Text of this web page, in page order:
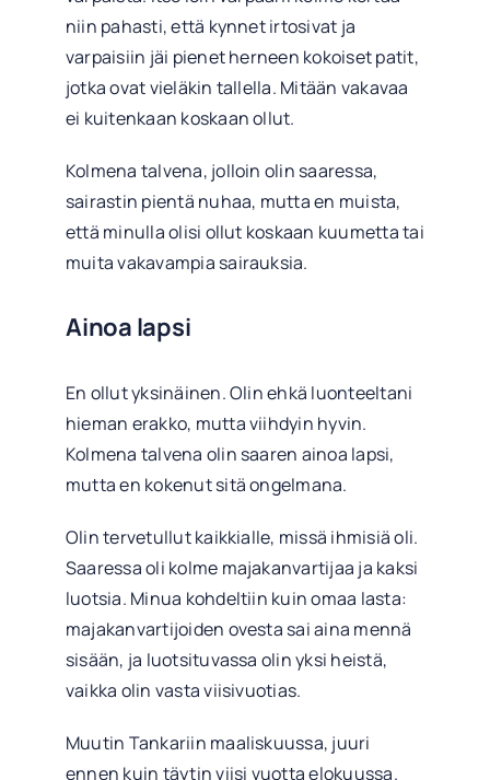
niin pahasti, että kynnet irtosivat ja
varpaisiin jäi pienet herneen kokoiset patit,
jotka ovat vieläkin tallella. Mitään vakavaa
ei kuitenkaan koskaan ollut.
Kolmena talvena, jolloin olin saaressa,
sairastin pientä nuhaa, mutta en muista,
että minulla olisi ollut koskaan kuumetta tai
muita vakavampia sairauksia.
Ainoa lapsi
En ollut yksinäinen. Olin ehkä luonteeltani
hieman erakko, mutta viihdyin hyvin.
Kolmena talvena olin saaren ainoa lapsi,
mutta en kokenut sitä ongelmana.
Olin tervetullut kaikkialle, missä ihmisiä oli.
Saaressa oli kolme majakanvartijaa ja kaksi
luotsia. Minua kohdeltiin kuin omaa lasta:
majakanvartijoiden ovesta sai aina mennä
sisään, ja luotsituvassa olin yksi heistä,
vaikka olin vasta viisivuotias.
Muutin Tankariin maaliskuussa, juuri
ennen kuin täytin viisi vuotta elokuussa.